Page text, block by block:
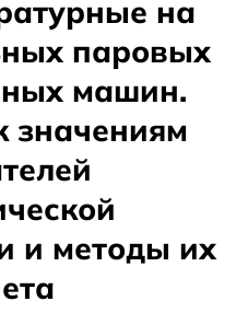
на
паровых
машин.
значениям
и методы их